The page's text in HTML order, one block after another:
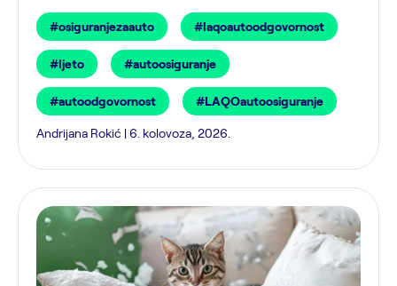
#osiguranjezaauto #laqoautoodgovornost
#ljeto #autoosiguranje
#autoodgovornost #LAQOautoosiguranje
Andrijana Rokić | 6. kolovoza, 2026.